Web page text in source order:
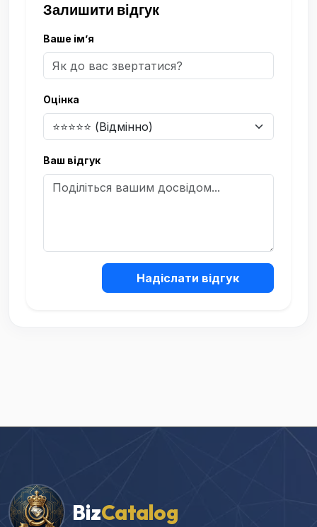
Залишити відгук
Ваше ім’я
Оцінка
Ваш відгук
Надіслати відгук
BizCatalog